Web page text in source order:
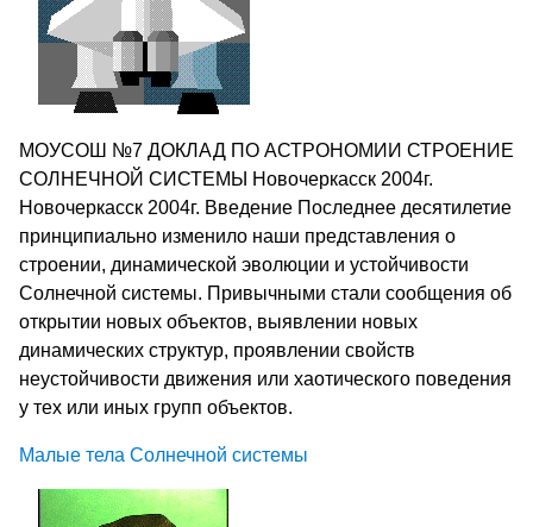
МОУСОШ №7 ДОКЛАД ПО АСТРОНОМИИ СТРОЕНИЕ
СОЛНЕЧНОЙ СИСТЕМЫ Новочеркасск 2004г.
Новочеркасск 2004г. Введение Последнее десятилетие
принципиально изменило наши представления о
строении, динамической эволюции и устойчивости
Солнечной системы. Привычными стали сообщения об
открытии новых объектов, выявлении новых
динамических структур, проявлении свойств
неустойчивости движения или хаотического поведения
у тех или иных групп объектов.
Малые тела Солнечной системы